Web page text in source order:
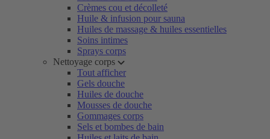
Crèmes cou et décolleté
Huile & infusion pour sauna
Huiles de massage & huiles essentielles
Soins intimes
Sprays corps
Nettoyage corps
Tout afficher
Gels douche
Huiles de douche
Mousses de douche
Gommages corps
Sels et bombes de bain